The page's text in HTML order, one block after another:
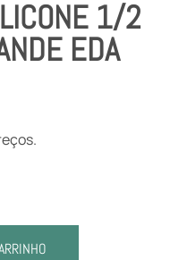
1/2
EDA